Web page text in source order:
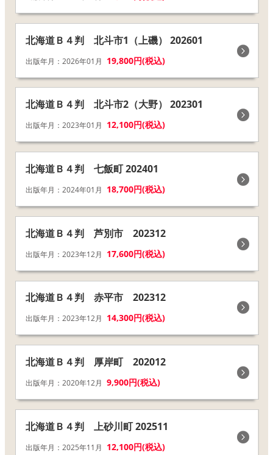
北海道Ｂ４判 北斗市1（上磯） 202601
出版年月：2026年01月 19,800円(税込)
北海道Ｂ４判 北斗市2（大野） 202301
出版年月：2023年01月 12,100円(税込)
北海道Ｂ４判 七飯町 202401
出版年月：2024年01月 18,700円(税込)
北海道Ｂ４判 芦別市 202312
出版年月：2023年12月 17,600円(税込)
北海道Ｂ４判 赤平市 202312
出版年月：2023年12月 14,300円(税込)
北海道Ｂ４判 厚岸町 202012
出版年月：2020年12月 9,900円(税込)
北海道Ｂ４判 上砂川町 202511
出版年月：2025年11月 12,100円(税込)